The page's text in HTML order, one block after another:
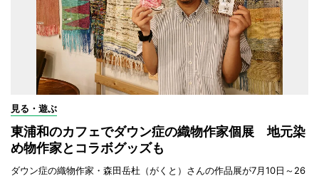
見る・遊ぶ
東浦和のカフェでダウン症の織物作家個展 地元染
め物作家とコラボグッズも
ダウン症の織物作家・森田岳杜（がくと）さんの作品展が7月10日～26